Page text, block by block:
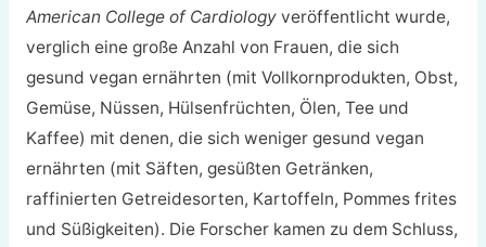
American College of Cardiology veröffentlicht wurde,
verglich eine große Anzahl von Frauen, die sich
gesund vegan ernährten (mit Vollkornprodukten, Obst,
Gemüse, Nüssen, Hülsenfrüchten, Ölen, Tee und
Kaffee) mit denen, die sich weniger gesund vegan
ernährten (mit Säften, gesüßten Getränken,
raffinierten Getreidesorten, Kartoffeln, Pommes frites
und Süßigkeiten). Die Forscher kamen zu dem Schluss,